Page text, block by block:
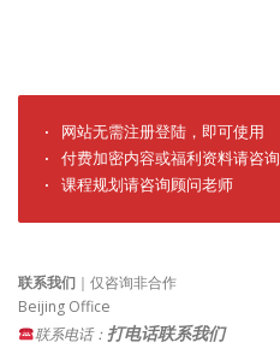
· 网站无需注册登陆，即可使用
· 付费加密内容或福利资料请咨询
· 课程规划请咨询顾问老师
联系我们 ｜仅咨询非合作
Beijing Office
联系电话： 打电话联系我们